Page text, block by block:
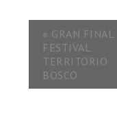
« GRAN FINAL
FESTIVAL
TERRITORIO
BOSCO